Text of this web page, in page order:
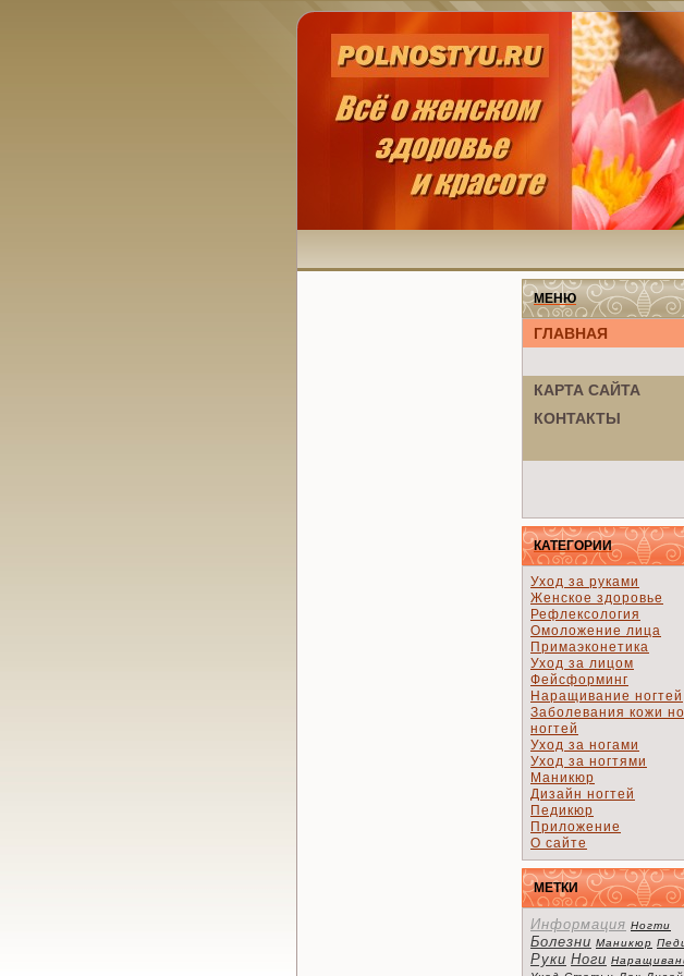
МЕНЮ
ГЛАВНАЯ
КАРТА САЙТА
КОНТАКТЫ
КАТЕГОРИИ
Уход за руками
Женское здоровье
Рефлексология
Омоложение лица
Примаэконетика
Уход за лицом
Фейсформинг
Наращивание ногтей
Заболевания кожи
ногтей
Уход за ногами
Уход за ногтями
Маникюр
Дизайн ногтей
Педикюр
Приложение
О сайте
МЕТКИ
Информация Ногти
Болезни Маникюр
Руки Ноги